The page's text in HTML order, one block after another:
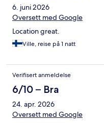
6. juni 2026
Oversett med Google
Location great.
Ville, reise på 1 natt
Verifisert anmeldelse
6/10 – Bra
24. apr. 2026
Oversett med Google